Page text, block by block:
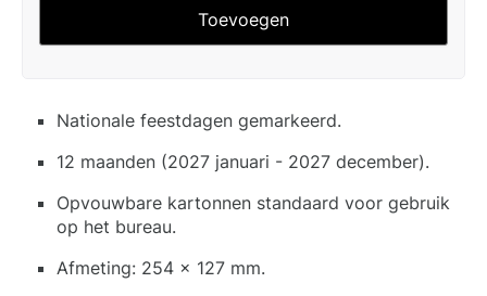
Toevoegen
Nationale feestdagen gemarkeerd.
12 maanden (2027 januari - 2027 december).
Opvouwbare kartonnen standaard voor gebruik
op het bureau.
Afmeting: 254 x 127 mm.